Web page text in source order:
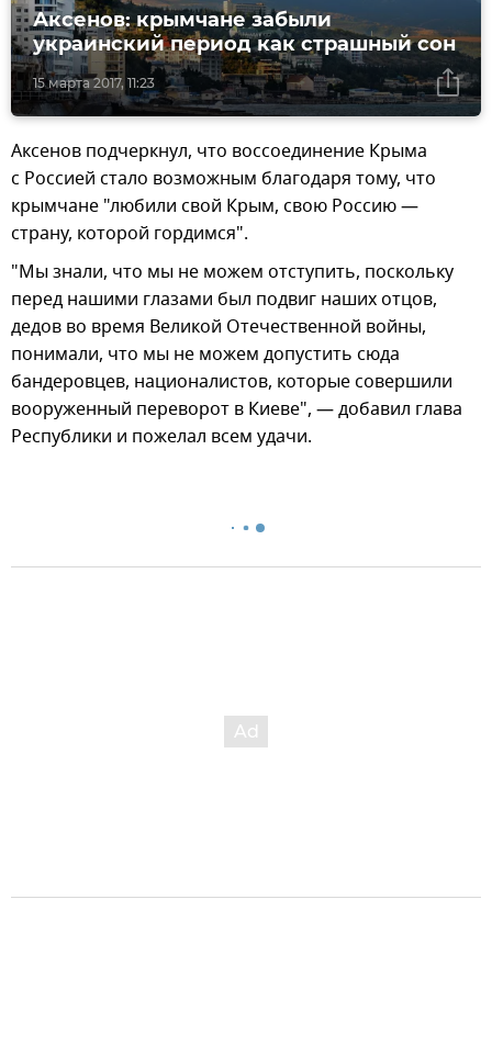
15 марта 2017, 11:23
Аксенов: крымчане забыли
украинский период как страшный сон
Аксенов подчеркнул, что воссоединение Крыма
с Россией стало возможным благодаря тому, что
крымчане "любили свой Крым, свою Россию —
страну, которой гордимся".
"Мы знали, что мы не можем отступить, поскольку
перед нашими глазами был подвиг наших отцов,
дедов во время Великой Отечественной войны,
понимали, что мы не можем допустить сюда
бандеровцев, националистов, которые совершили
вооруженный переворот в Киеве", — добавил глава
Республики и пожелал всем удачи.